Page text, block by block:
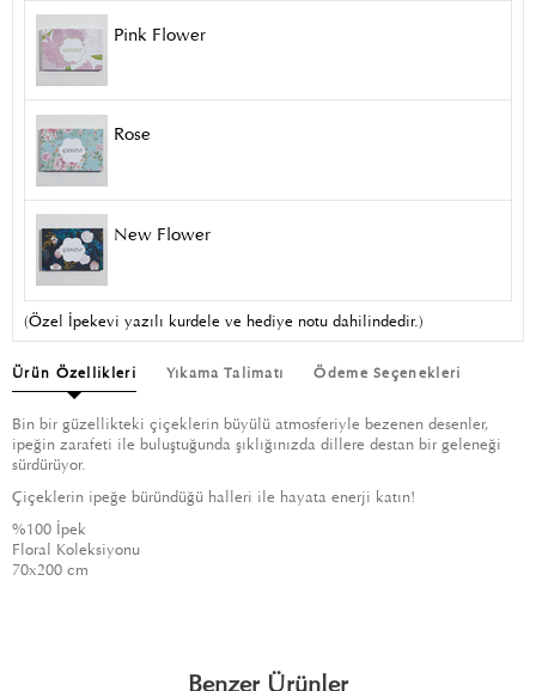
Pink Flower
Rose
New Flower
(Özel İpekevi yazılı kurdele ve hediye notu dahilindedir.)
Ürün Özellikleri Yıkama Talimatı Ödeme Seçenekleri
Bin bir güzellikteki çiçeklerin büyülü atmosferiyle bezenen desenler,
ipeğin zarafeti ile buluştuğunda şıklığınızda dillere destan bir geleneği
sürdürüyor.
Çiçeklerin ipeğe büründüğü halleri ile hayata enerji katın!
%100 İpek
Floral Koleksiyonu
70x200 cm
Benzer Ürünler